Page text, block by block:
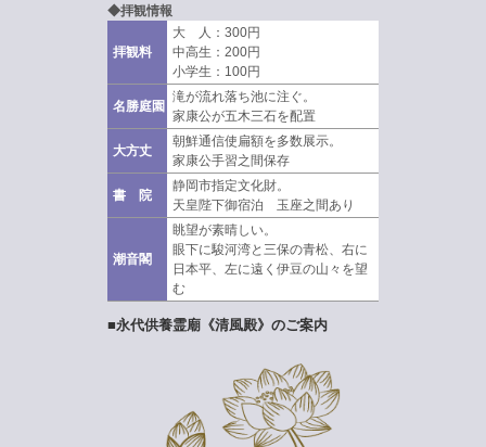
◆拝観情報
拝観料
大 人：300円
中高生：200円
小学生：100円
名勝庭園
滝が流れ落ち池に注ぐ。
家康公が五木三石を配置
大方丈
朝鮮通信使扁額を多数展示。
家康公手習之間保存
書 院
静岡市指定文化財。
天皇陛下御宿泊 玉座之間あり
潮音閣
眺望が素晴しい。
眼下に駿河湾と三保の青松、右に
日本平、左に遠く伊豆の山々を望
む
■永代供養霊廟《清風殿》のご案内